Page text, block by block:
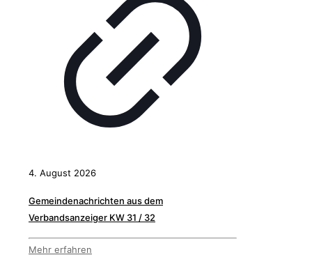
4. August 2026
Gemeindenachrichten aus dem
Verbandsanzeiger KW 31 / 32
Mehr erfahren